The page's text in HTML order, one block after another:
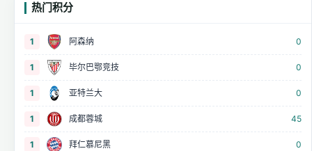
热门积分
1 阿森纳 0
1 毕尔巴鄂竞技 0
1 亚特兰大 0
1 成都蓉城 45
1 拜仁慕尼黑 0